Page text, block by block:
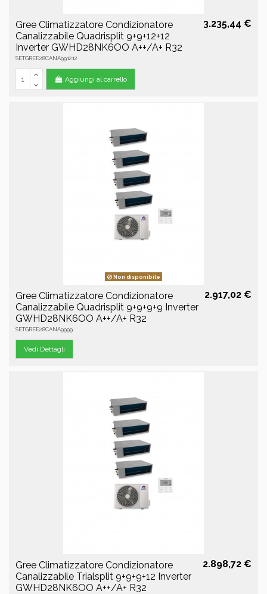
Gree Climatizzatore Condizionatore
Canalizzabile Quadrisplit 9+9+12+12
Inverter GWHD28NK6OO A++/A+ R32
SETGREE28CANA991212
3.235,44 €
Aggiungi al carrello
Non disponibile
Gree Climatizzatore Condizionatore
Canalizzabile Quadrisplit 9+9+9+9 Inverter
GWHD28NK6OO A++/A+ R32
SETGREE28CANA9999
2.917,02 €
Vedi Dettagli
Gree Climatizzatore Condizionatore
Canalizzabile Trialsplit 9+9+9+12 Inverter
GWHD28NK6OO A++/A+ R32
2.898,72 €